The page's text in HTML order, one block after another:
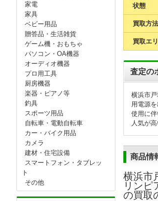
状態
買取方法
買取エ
査定の
横浜市
用電源
使用に
人気が
商品情
横浜市
リンピ
の買取
家電
家具
ベビー用品
贈答品・生活雑貨
ゲーム機・おもちゃ
パソコン・OA機器
オーディオ機器
プロ用工具
厨房機器
楽器・ピアノ等
釣具
スポーツ用品
自転車・電動自転車
カー・バイク用品
カメラ
建材・住宅設備
スマートフォン・タブレッ
ト
その他